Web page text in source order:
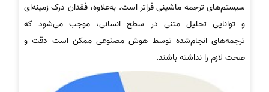
سیستم‌های ترجمه ماشینی فراتر است. به‌علاوه، فقدان درک زمینه‌ای
و توانایی تحلیل متنی در سطح انسانی، موجب می‌شود که
ترجمه‌های انجام‌شده توسط هوش مصنوعی ممکن است دقت و
صحت لازم را نداشته باشند.